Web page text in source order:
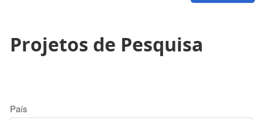
Projetos de Pesquisa
País